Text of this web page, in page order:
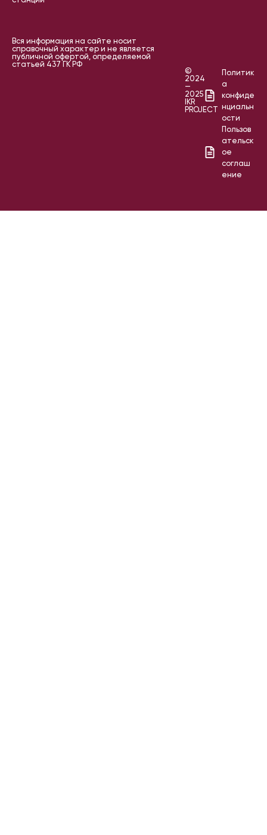
Вся информация на сайте носит
справочный характер и не является
публичной офертой, определяемой
статьей 437 ГК РФ
©
2024
—
2025
IKR
PROJECT
Политик
а
конфиде
нциальн
ости
Пользов
ательск
ое
соглаш
ение